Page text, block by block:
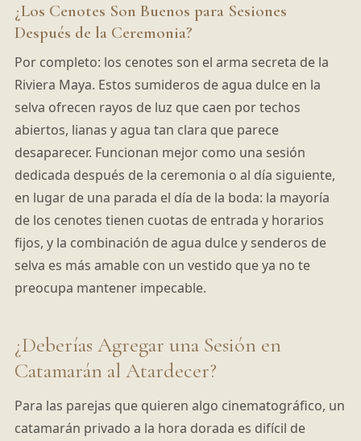
¿Los Cenotes Son Buenos para Sesiones
Después de la Ceremonia?
Por completo: los cenotes son el arma secreta de la
Riviera Maya. Estos sumideros de agua dulce en la
selva ofrecen rayos de luz que caen por techos
abiertos, lianas y agua tan clara que parece
desaparecer. Funcionan mejor como una sesión
dedicada después de la ceremonia o al día siguiente,
en lugar de una parada el día de la boda: la mayoría
de los cenotes tienen cuotas de entrada y horarios
fijos, y la combinación de agua dulce y senderos de
selva es más amable con un vestido que ya no te
preocupa mantener impecable.
¿Deberías Agregar una Sesión en
Catamarán al Atardecer?
Para las parejas que quieren algo cinematográfico, un
catamarán privado a la hora dorada es difícil de